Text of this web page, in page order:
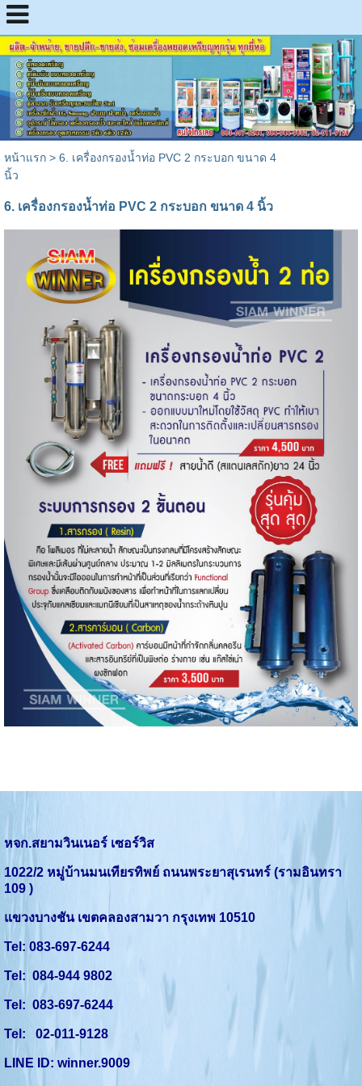
หน้าแรก> 6. เครื่องกรองน้ำท่อ PVC 2 กระบอก ขนาด 4
นิ้ว
6. เครื่องกรองน้ำท่อ PVC 2 กระบอก ขนาด 4 นิ้ว
หจก.สยามวินเนอร์ เซอร์วิส
1022/2 หมู่บ้านมนเทียรทิพย์ ถนนพระยาสุเรนทร์ (รามอินทรา
109 )
แขวงบางชัน เขตคลองสามวา กรุงเทพ 10510
Tel:083-697-6244
Tel: 084-944 9802
Tel: 083-697-6244
Tel: 02-011-9128
LINE ID: winner.9009